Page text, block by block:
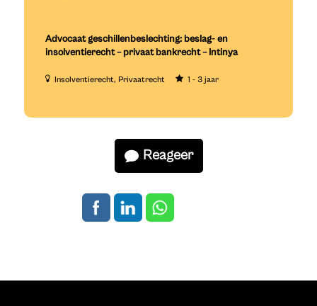
Advocaat geschillenbeslechting: beslag- en
insolventierecht – privaat bankrecht – Intinya
Insolventierecht Privaatrecht 1 - 3 jaar
Reageer